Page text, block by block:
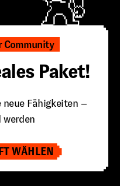
Community
Paket!
neue Fähigkeiten –
WÄHLEN